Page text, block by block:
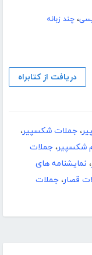
،چند زبانه
دریافت از کتابراه
، جملات شکسپیر،
شکسپیر، جملات
، نمایشنامه های
قصار، جملات